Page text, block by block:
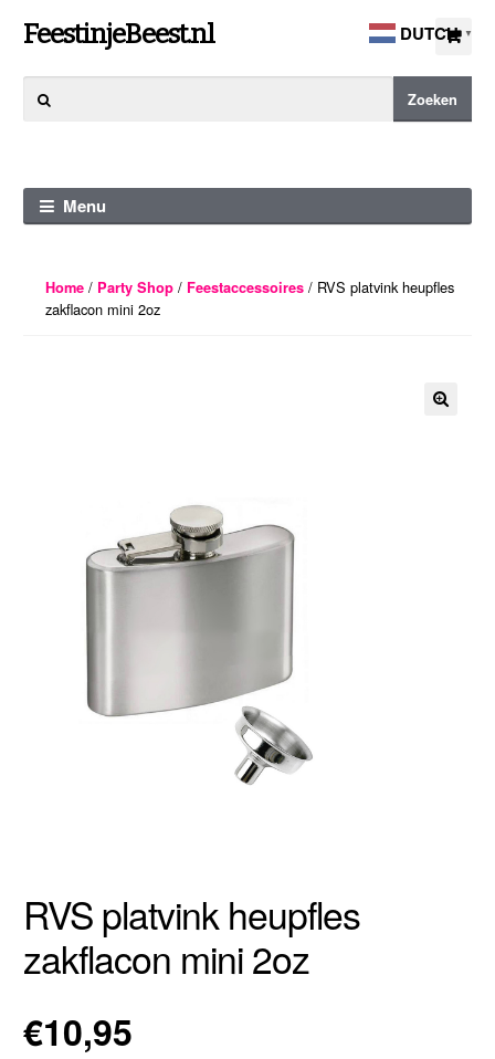
Ga
naar
navigatie
Ga
naar
de
FeestinjeBeest.nl
naar:
Zoeken
Menu
Home/ Party Shop/ Feestaccessoires/ RVS platvink heupfles
zakflacon mini 2oz
RVS platvink heupfles
zakflacon mini 2oz
€10,95
DUTCH ▼